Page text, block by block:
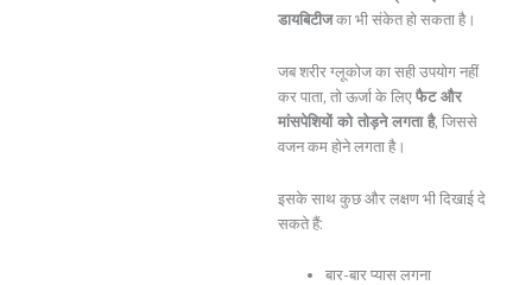
डायबिटीजका भी संकेत हो सकता है।
जब शरीर ग्लूकोज का सही उपयोग नहीं
कर पाता, तो ऊर्जा के लिएफैट और
मांसपेशियों को तोड़ने लगता है, जिससे
वजन कम होने लगता है।
इसके साथ कुछ और लक्षण भी दिखाई दे
सकते हैं:
बार-बार प्यास लगना